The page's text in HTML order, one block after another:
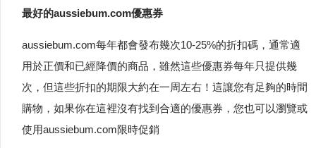
最好的aussiebum.com優惠券
aussiebum.com每年都會發布幾次10-25%的折扣碼，通常適
用於正價和已經降價的商品，雖然這些優惠券每年只提供幾
次，但這些折扣的期限大約在一周左右！這讓您有足夠的時間
購物，如果你在這裡沒有找到合適的優惠券，您也可以瀏覽或
使用aussiebum.com限時促銷